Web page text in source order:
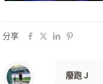
分享
廢跑 J